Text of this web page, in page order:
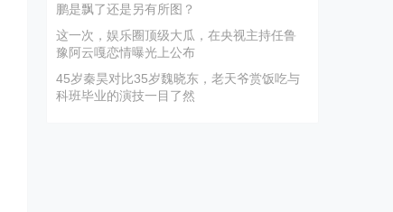
鹏是飘了还是另有所图？
这一次，娱乐圈顶级大瓜，在央视主持任鲁
豫阿云嘎恋情曝光上公布
45岁秦昊对比35岁魏晓东，老天爷赏饭吃与
科班毕业的演技一目了然